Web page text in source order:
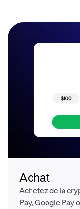
Achat
Achetez de la
Pay, Google Pay